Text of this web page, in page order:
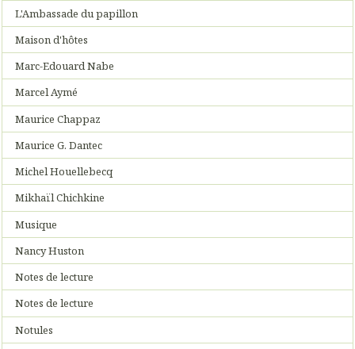
L'Ambassade du papillon
Maison d'hôtes
Marc-Edouard Nabe
Marcel Aymé
Maurice Chappaz
Maurice G. Dantec
Michel Houellebecq
Mikhaïl Chichkine
Musique
Nancy Huston
Notes de lecture
Notes de lecture
Notules